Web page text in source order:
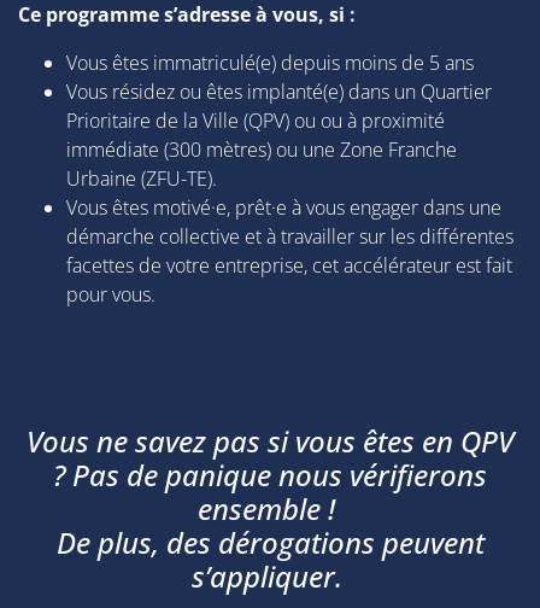
Ce programme s’adresse à vous, si :
Vous êtes immatriculé(e) depuis moins de 5 ans
Vous résidez ou êtes implanté(e) dans un Quartier
Prioritaire de la Ville (QPV) ou ou à proximité
immédiate (300 mètres) ou une Zone Franche
Urbaine (ZFU-TE).
Vous êtes motivé·e, prêt·e à vous engager dans une
démarche collective et à travailler sur les différentes
facettes de votre entreprise, cet accélérateur est fait
pour vous.
Vous ne savez pas si vous êtes en QPV
? Pas de panique nous vérifierons
ensemble !
De plus, des dérogations peuvent
s’appliquer.